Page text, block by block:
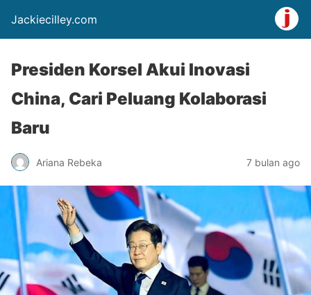
Jackiecilley.com
Presiden Korsel Akui Inovasi
China, Cari Peluang Kolaborasi
Baru
Ariana Rebeka 7 bulan ago